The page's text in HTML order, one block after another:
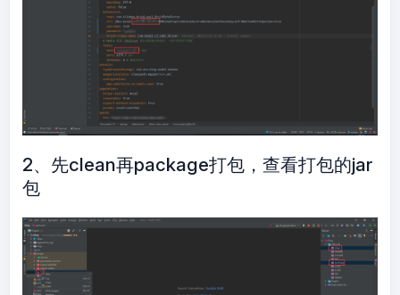
2、先clean再package打包，查看打包的jar
包